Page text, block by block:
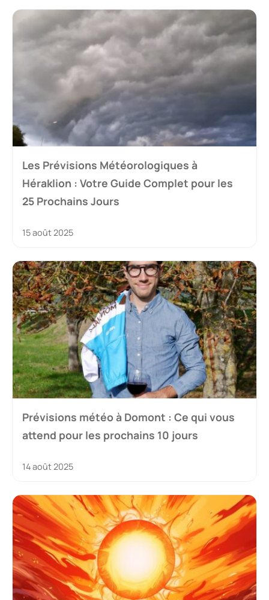
Les Prévisions Météorologiques à
Héraklion : Votre Guide Complet pour les
25 Prochains Jours
15 août 2025
Prévisions météo à Domont : Ce qui vous
attend pour les prochains 10 jours
14 août 2025